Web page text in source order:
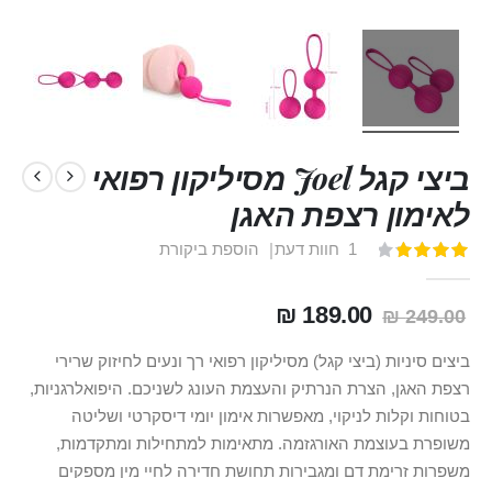
ביצי קגל Joel מסיליקון רפואי
לאימון רצפת האגן
דירוג:
1 חוות דעת הוספת ביקורת
249.00 ₪
189.00 ₪
ביצים סיניות (ביצי קגל) מסיליקון רפואי רך ונעים לחיזוק שרירי
רצפת האגן, הצרת הנרתיק והעצמת העונג לשניכם. היפואלרגניות,
בטוחות וקלות לניקוי, מאפשרות אימון יומי דיסקרטי ושליטה
משופרת בעוצמת האורגזמה. מתאימות למתחילות ומתקדמות,
משפרות זרימת דם ומגבירות תחושת חדירה לחיי מין מספקים